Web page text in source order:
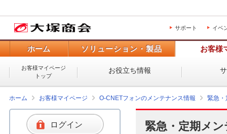
サポート イベ
ホーム ソリューション・製品 お客様
お客様マイページ
トップ
お役立ち情報
ホーム お客様マイページ O-CNETフォンのメンテナンス情報 緊急・
緊急・定期メ
ログイン